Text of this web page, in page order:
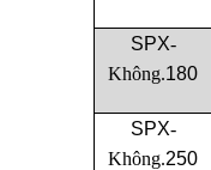
SPX-
Không.180
SPX-
Không.250